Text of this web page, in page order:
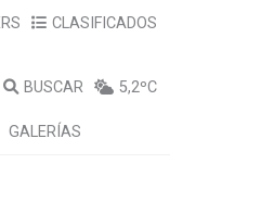
CLASIFICADOS
BUSCAR 5,2ºC
GALERÍAS